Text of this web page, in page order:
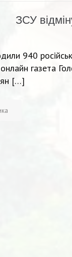
ЗСУ
940
газета
[…]